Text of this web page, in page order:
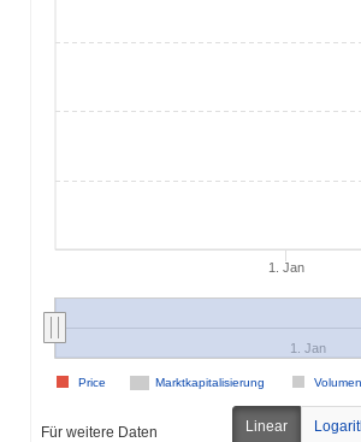
1. Jan
Marktkapitalisierung
Price
1. Jan
Für weitere Daten
Linear